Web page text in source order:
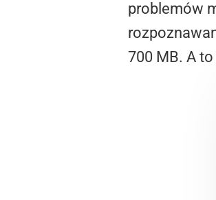
problemów
700 MB. A